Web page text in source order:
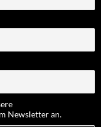
Newsletter an.